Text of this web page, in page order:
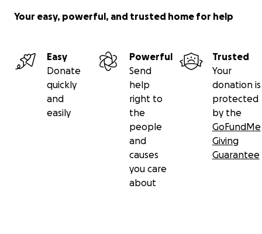
Your easy, powerful, and trusted home for help
Easy
Donate
quickly
and
easily
Powerful
Send
help
right to
the
people
and
causes
you care
about
Trusted
Your
donation is
protected
by the
GoFundMe
Giving
Guarantee